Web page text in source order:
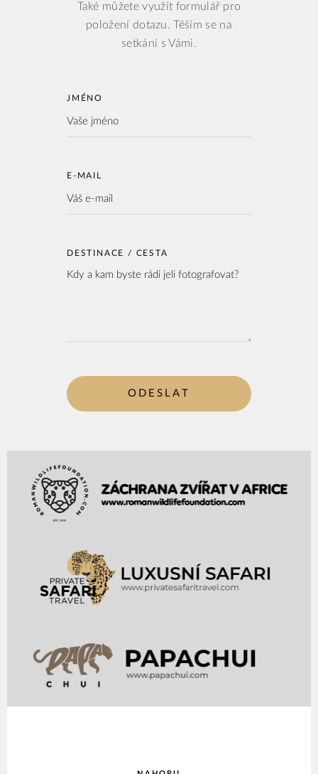
Také můžete využít formulář pro
položení dotazu. Těším se na
setkání s Vámi.
JMÉNO
E-MAIL
DESTINACE / CESTA